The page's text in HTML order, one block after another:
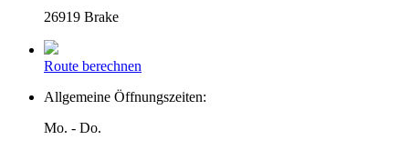
26919 Brake
Route berechnen
Allgemeine Öffnungszeiten:
Mo. - Do.